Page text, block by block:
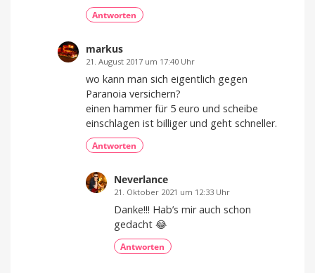
Antworten
markus
21. August 2017 um 17:40 Uhr
wo kann man sich eigentlich gegen
Paranoia versichern?
einen hammer für 5 euro und scheibe
einschlagen ist billiger und geht schneller.
Antworten
Neverlance
21. Oktober 2021 um 12:33 Uhr
Danke!!! Hab’s mir auch schon
gedacht 😂
Antworten